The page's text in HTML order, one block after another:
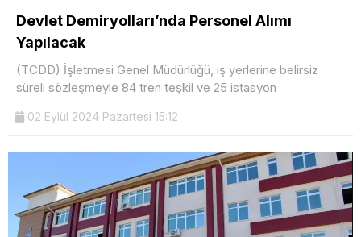
Devlet Demiryolları’nda Personel Alımı
Yapılacak
(TCDD) İşletmesi Genel Müdürlüğü, iş yerlerine belirsiz
süreli sözleşmeyle 84 tren teşkil ve 25 istasyon
02 Eylül 2024 Pazartesi 15:12